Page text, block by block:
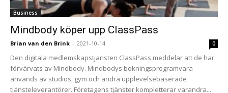
Business
Mindbody köper upp ClassPass
Brian van den Brink - 2021-10-14 0
Den digitala medlemskapstjänsten ClassPass meddelar att de har
förvärvats av Mindbody. Mindbodys bokningsprogramvara
används av studios, gym och andra upplevelsebaserade
tjänsteleverantörer. Företagens tjänster kompletterar varandra...